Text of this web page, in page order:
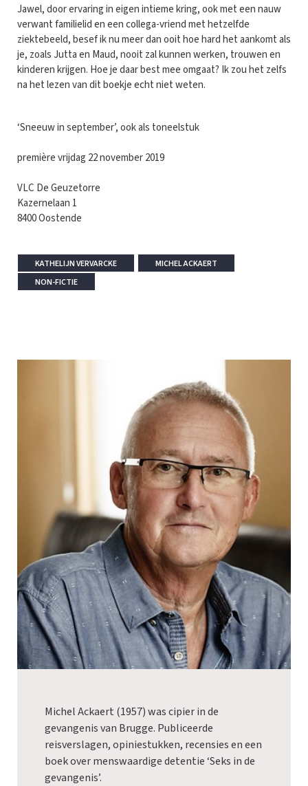
Jawel, door ervaring in eigen intieme kring, ook met een nauw
verwant familielid en een collega-vriend met hetzelfde
ziektebeeld, besef ik nu meer dan ooit hoe hard het aankomt als
je, zoals Jutta en Maud, nooit zal kunnen werken, trouwen en
kinderen krijgen. Hoe je daar best mee omgaat? Ik zou het zelfs
na het lezen van dit boekje echt niet weten.
‘Sneeuw in september’, ook als toneelstuk
première vrijdag 22 november 2019
VLC De Geuzetorre
Kazernelaan 1
8400 Oostende
KATHELIJN VERVARCKE
MICHEL ACKAERT
NON-FICTIE
Michel Ackaert (1957) was cipier in de
gevangenis van Brugge. Publiceerde
reisverslagen, opiniestukken, recensies en een
boek over menswaardige detentie ‘Seks in de
gevangenis’.